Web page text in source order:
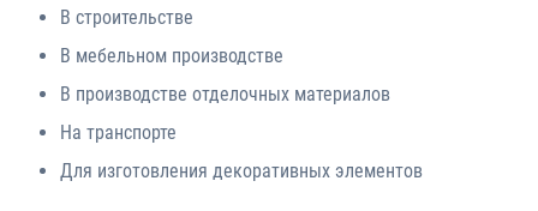
В строительстве
В мебельном производстве
В производстве отделочных материалов
На транспорте
Для изготовления декоративных элементов